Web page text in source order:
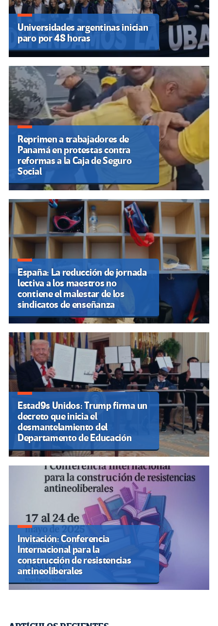
Universidades argentinas inician
paro por 48 horas
Reprimen a trabajadores de
Panamá en protestas contra
reformas a la Caja de Seguro
Social
España: La reducción de jornada
lectiva a los maestros no
contiene el malestar de los
sindicatos de enseñanza
Estad9s Unidos: Trump firma un
decreto que inicia el
desmantelamiento del
Departamento de Educación
Invitación: Conferencia
Internacional para la
construcción de resistencias
antineoliberales